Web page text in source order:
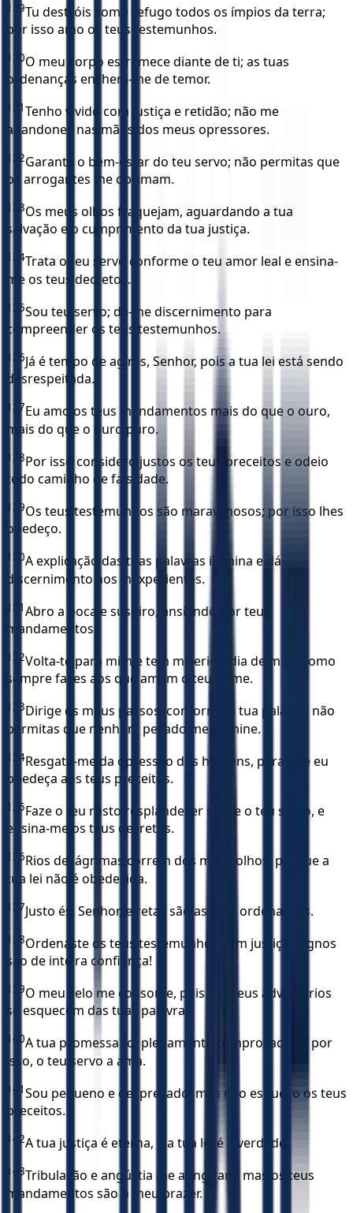
119Tu destróis como refugo todos os ímpios da terra;
por isso amo os teus testemunhos.
120O meu corpo estremece diante de ti; as tuas
ordenanças enchem-me de temor.
121Tenho vivido com justiça e retidão; não me
abandones nas mãos dos meus opressores.
122Garante o bem-estar do teu servo; não permitas que
os arrogantes me oprimam.
123Os meus olhos fraquejam, aguardando a tua
salvação e o cumprimento da tua justiça.
124Trata o teu servo conforme o teu amor leal e ensina-
me os teus decretos.
125Sou teu servo; dá-me discernimento para
compreender os teus testemunhos.
126Já é tempo de agires, Senhor, pois a tua lei está sendo
desrespeitada.
127Eu amo os teus mandamentos mais do que o ouro,
mais do que o ouro puro.
128Por isso considero justos os teus preceitos e odeio
todo caminho de falsidade.
129Os teus testemunhos são maravilhosos; por isso lhes
obedeço.
130A explicação das tuas palavras ilumina e dá
discernimento aos inexperientes.
131Abro a boca e suspiro, ansiando por teus
mandamentos.
132Volta-te para mim e tem misericórdia de mim, como
sempre fazes aos que amam o teu nome.
133Dirige os meus passos, conforme a tua palavra; não
permitas que nenhum pecado me domine.
134Resgata-me da opressão dos homens, para que eu
obedeça aos teus preceitos.
135Faze o teu rosto resplandecer sobre o teu servo, e
ensina-me os teus decretos.
136Rios de lágrimas correm dos meus olhos, porque a
tua lei não é obedecida.
137Justo és, Senhor, e retas são as tuas ordenanças.
138Ordenaste os teus testemunhos com justiça; dignos
são de inteira confiança!
139O meu zelo me consome, pois os meus adversários
se esquecem das tuas palavras.
140A tua promessa foi plenamente comprovada, e, por
isso, o teu servo a ama.
141Sou pequeno e desprezado, mas não esqueço os teus
preceitos.
142A tua justiça é eterna, e a tua lei é a verdade.
143Tribulação e angústia me atingiram, mas os teus
mandamentos são o meu prazer.